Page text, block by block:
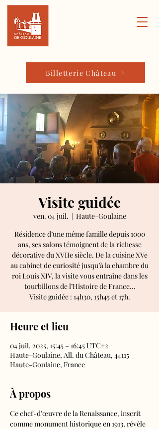
Billetterie Château
Visite guidée
ven. 04 juil.
  |
Haute-Goulaine
Résidence d’une même famille depuis 1000
ans, ses salons témoignent de la richesse
décorative du XVIIe siècle. De la cuisine XVe
au cabinet de curiosité jusqu’à la chambre du
roi Louis XIV, la visite vous entraîne dans les
tourbillons de l’Histoire de France…
Visite guidée : 14h30, 15h45 et 17h.
Heure et lieu
04 juil. 2025, 15:45 – 16:45 UTC+2
Haute-Goulaine, All. du Château, 44115
Haute-Goulaine, France
À propos
Ce chef-d'œuvre de la Renaissance, inscrit
comme monument historique en 1913, révèle